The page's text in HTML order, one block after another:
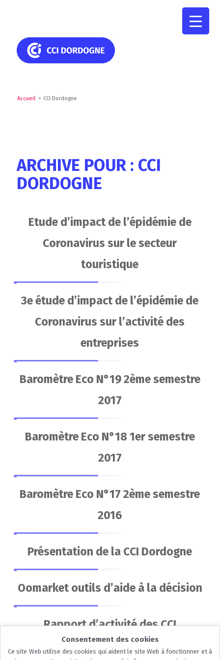
Accueil > CCI Dordogne
ARCHIVE POUR : CCI
DORDOGNE
Etude d’impact de l’épidémie de
Coronavirus sur le secteur
touristique
3e étude d’impact de l’épidémie de
Coronavirus sur l’activité des
entreprises
Baromètre Eco N°19 2ème semestre
2017
Baromètre Eco N°18 1er semestre
2017
Baromètre Eco N°17 2ème semestre
2016
Présentation de la CCI Dordogne
Oomarket outils d’aide à la décision
Rapport d’activité des CCI
d’Aquitaine
Consentement des cookies
Ce site Web utilise des cookies qui aident le site Web à fonctionner et à